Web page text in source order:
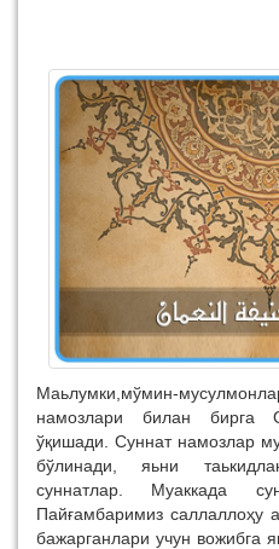
Маьлумки,мўмин-
намозлари билан бирга
ўқишади. Суннат намозлар
бўлинади, яьни
суннатлар. Муаккада
Пайғамбаримиз саллаллоҳу
бажарганлари учун вожибга